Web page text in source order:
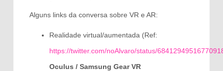
Alguns links da conversa sobre VR e AR:
Realidade virtual/aumentada (Ref:
https://twitter.com/noAlvaro/status/
Oculus / Samsung Gear VR